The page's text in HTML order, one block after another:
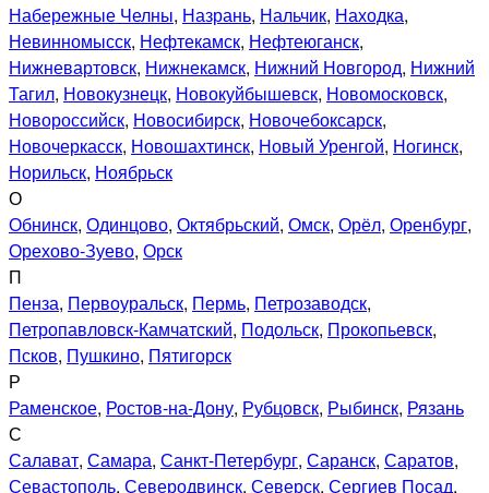
Набережные Челны, Назрань, Нальчик, Находка,
Невинномысск, Нефтекамск, Нефтеюганск,
Нижневартовск, Нижнекамск, Нижний Новгород, Нижний
Тагил, Новокузнецк, Новокуйбышевск, Новомосковск,
Новороссийск, Новосибирск, Новочебоксарск,
Новочеркасск, Новошахтинск, Новый Уренгой, Ногинск,
Норильск, Ноябрьск
О
Обнинск, Одинцово, Октябрьский, Омск, Орёл, Оренбург,
Орехово-Зуево, Орск
П
Пенза, Первоуральск, Пермь, Петрозаводск,
Петропавловск-Камчатский, Подольск, Прокопьевск,
Псков, Пушкино, Пятигорск
Р
Раменское, Ростов-на-Дону, Рубцовск, Рыбинск, Рязань
С
Салават, Самара, Санкт-Петербург, Саранск, Саратов,
Севастополь, Северодвинск, Северск, Сергиев Посад,